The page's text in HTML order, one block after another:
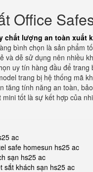
Office
chất lượng an toàn xuất
bình chọn là sản phẩm
và dễ sử dụng nên nhiều
uy tín hàng đầu để
trang bị hệ thống mã
tăng tính năng an toàn,
tốt là sự kết hợp của
ac
safe homesun hs25 ac
sạn hs25 ac
sắt khách sạn hs25 ac